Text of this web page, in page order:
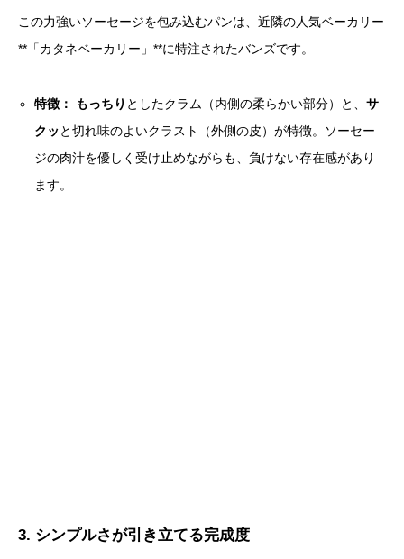
この力強いソーセージを包み込むパンは、近隣の人気ベーカリー
**「カタネベーカリー」**に特注されたバンズです。
特徴： もっちり としたクラム（内側の柔らかい部分）と、サ
クッと切れ味のよいクラスト（外側の皮）が特徴。ソーセー
ジの肉汁を優しく受け止めながらも、負けない存在感があり
ます。
3. シンプルさが引き立てる完成度